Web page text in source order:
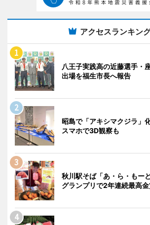
アクセスランキン
八王子実践高の近藤選手・
出場を福生市長へ報告
昭島で「アキシマクジラ」
スマホで3D観察も
秋川駅そば「あ・ら・も
グランプリで2年連続最高